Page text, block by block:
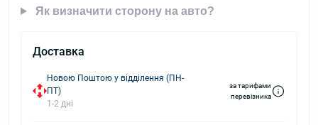
Як визначити сторону на авто?
Доставка
Новою Поштою у відділення (ПН-
ПТ)
1-2 дні
за тарифами
перевізника